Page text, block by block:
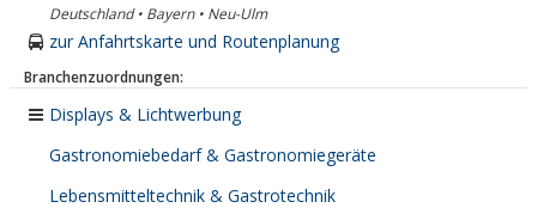
Deutschland • Bayern • Neu-Ulm
zur Anfahrtskarte und Routenplanung
Branchenzuordnungen:
Displays & Lichtwerbung
Gastronomiebedarf & Gastronomiegeräte
Lebensmitteltechnik & Gastrotechnik